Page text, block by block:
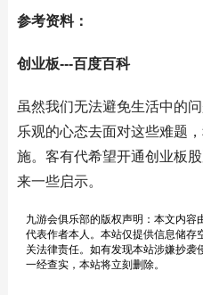
参考资料：
创业板---百度百科
虽然我们无法避免生活中的
乐观的心态去面对这些难题
施。客有代希望开通创业板
来一些启示。
九游会俱乐部的版权声明：本文内容
代表作者本人。本站仅提供信息储存
关法律责任。如有发现本站涉嫌抄袭
一经查实，本站将立刻删除。